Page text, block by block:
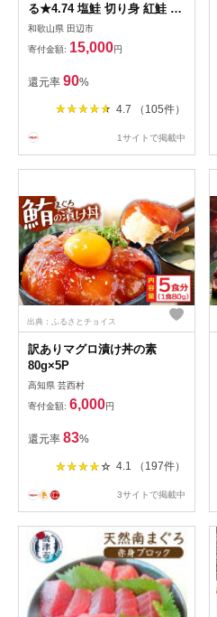
る★4.74 塩鮭 切り身 紅鮭 銀
鮭 鮭の切身 【種類と容量が
選べる】（2kg/3kg） 厳選 さ
れた 切り身 を使用（ 訳あり
品ではない！） / 紅鮭 銀鮭
さけ サケ シャケ 和歌山 鮭
塩 冷凍 おかず お弁当 厚切り
和歌山県 田辺市
寄付金額: 15,000円
還元率 90%
4.7 （105件）
1サイトで掲載中
出典：ふるさとチョイス
訳ありマグロ漬け丼の素
80g×5P
高知県 芸西村
寄付金額: 6,000円
還元率 83%
4.1 （197件）
3サイトで掲載中